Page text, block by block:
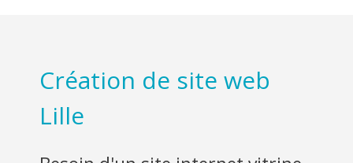
Création de site web
Lille